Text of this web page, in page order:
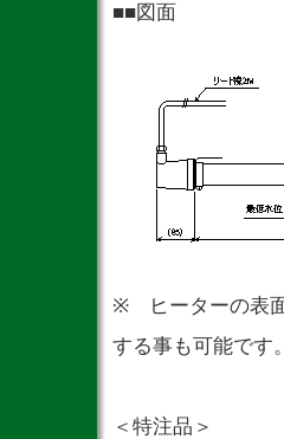
■■図面
※ ヒーターの表面
する事も可能です
＜特注品＞